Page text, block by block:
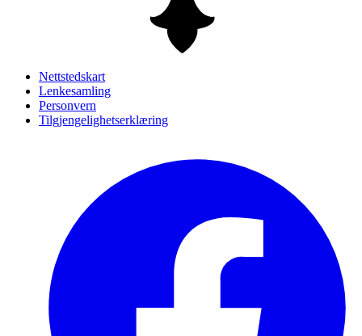
Nettstedskart
Lenkesamling
Personvern
Tilgjengelighetserklæring